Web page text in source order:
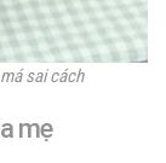
sai cách
mẹ